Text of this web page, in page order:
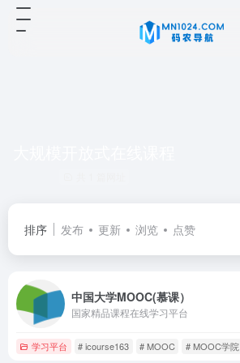
排序 发布 更新 浏览 点赞
中国大学MOOC(慕课）
国家精品课程在线学习平台
学习平台 # icourse163 # MOOC # MOOC学院